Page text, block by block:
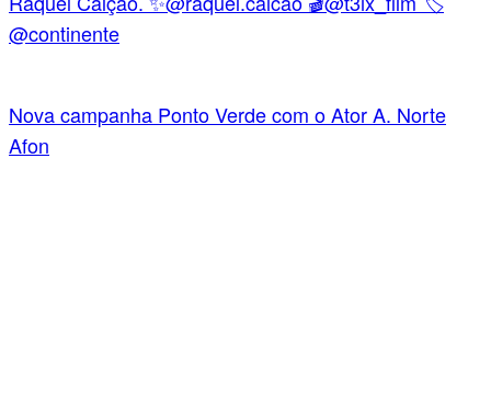
Nova campanha Ponto Verde com o Ator A. Norte
Afon